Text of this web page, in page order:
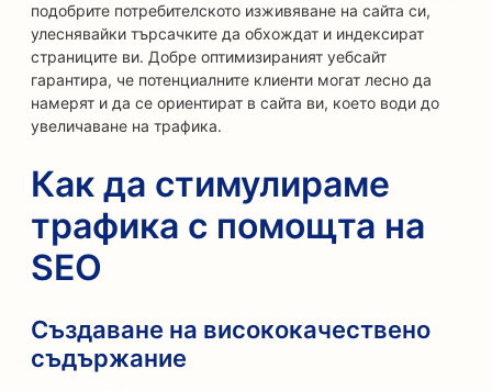
подобрите потребителското изживяване на сайта си,
улеснявайки търсачките да обхождат и индексират
страниците ви. Добре оптимизираният уебсайт
гарантира, че потенциалните клиенти могат лесно да
намерят и да се ориентират в сайта ви, което води до
увеличаване на трафика.
Как да стимулираме
трафика с помощта на
SEO
Създаване на висококачествено
съдържание